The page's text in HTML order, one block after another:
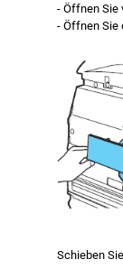
- Öffnen Sie
- Öffnen Sie
Schieben